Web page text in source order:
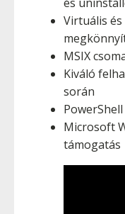
Virtuális
MSIX
Kiváló
során
Microsoft
támogatás